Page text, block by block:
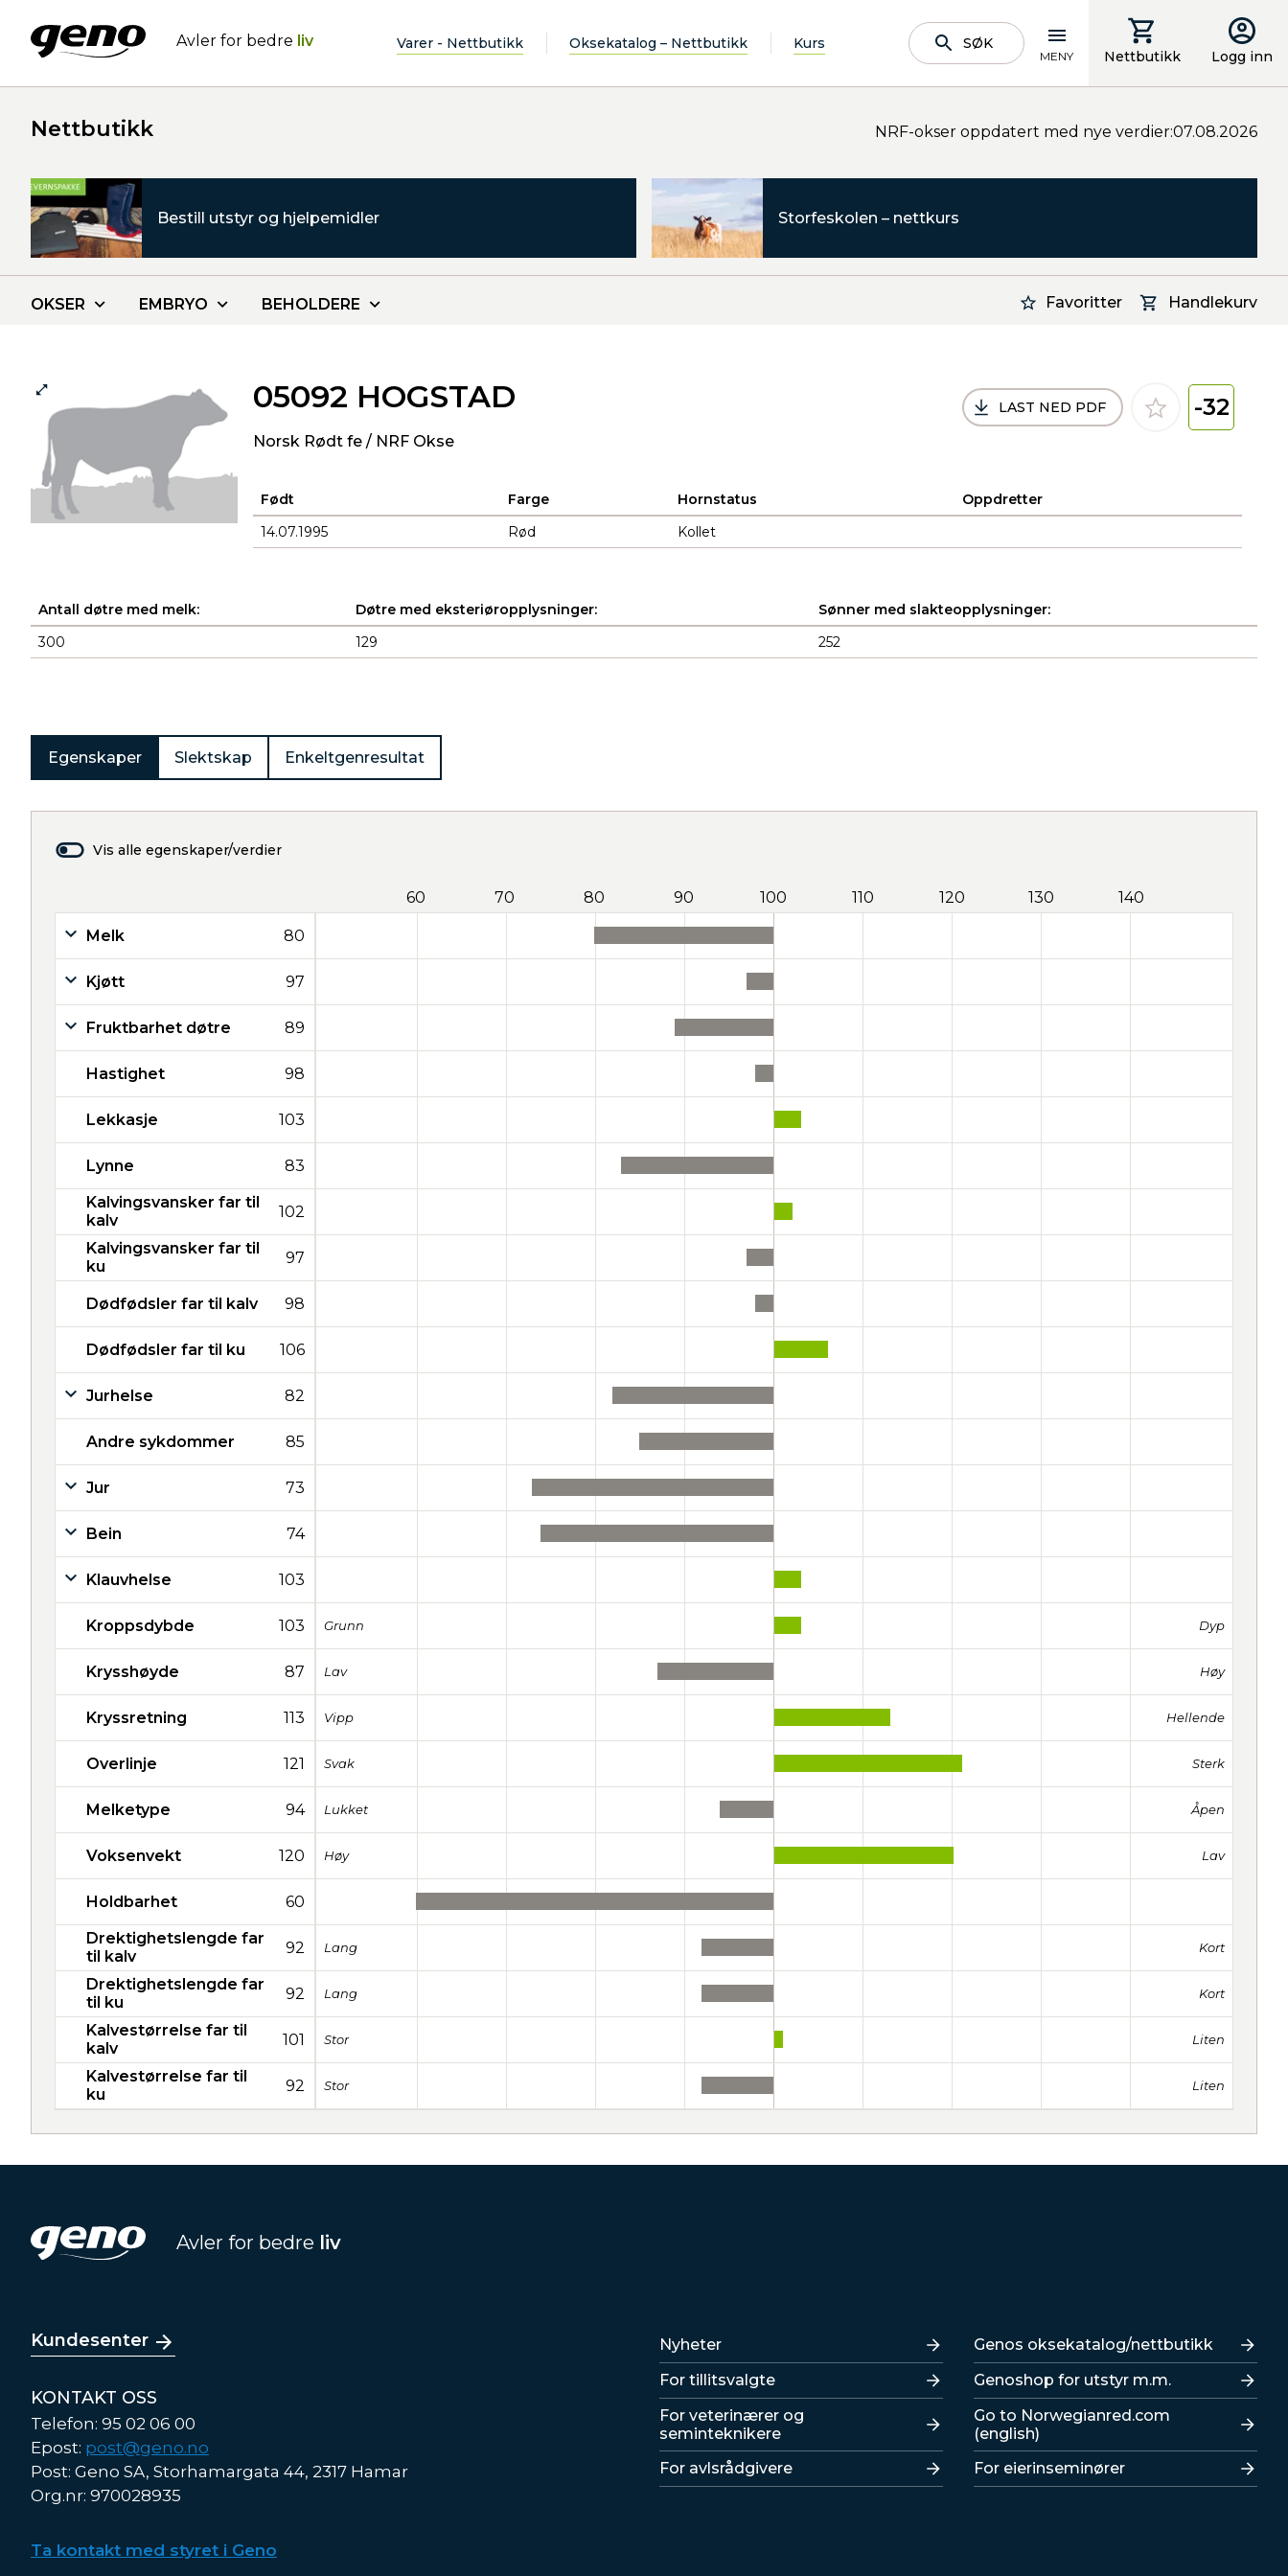
Avler for bedre liv Varer - Nettbutikk Oksekatalog – Nettbutikk Kurs SØK
MENY Nettbutikk Logg inn
Nettbutikk NRF-okser oppdatert med nye verdier:07.08.2026
Bestill utstyr og hjelpemidler Storfeskolen – nettkurs
Favoritter Handlekurv
OKSER EMBRYO BEHOLDERE
05092 HOGSTAD
Norsk Rødt fe / NRF Okse
LAST NED PDF -32
Født Farge Hornstatus
Oppdretter
14.07.1995
Rød Kollet
Antall døtre med melk: Døtre med eksteriøropplysninger:
Sønner med slakteopplysninger:
300
129 252
Egenskaper Slektskap Enkeltgenresultat
Vis alle egenskaper/verdier
60 70 80 90 100 110 120 130 140
Melk 80
Kjøtt 97
Fruktbarhet døtre 89
Hastighet 98
Lekkasje 103
Lynne 83
Kalvingsvansker far til
kalv
102
Kalvingsvansker far til
ku
97
Dødfødsler far til kalv 98
Dødfødsler far til ku 106
Jurhelse 82
Andre sykdommer 85
Jur 73
Bein 74
Klauvhelse 103
Kroppsdybde 103 Grunn Dyp
Krysshøyde 87 Lav Høy
Kryssretning 113 Vipp Hellende
Overlinje 121 Svak Sterk
Melketype 94 Lukket Åpen
Voksenvekt 120 Høy Lav
Holdbarhet 60
Drektighetslengde far
til kalv
92 Lang Kort
Drektighetslengde far
til ku
92 Lang Kort
Kalvestørrelse far til
kalv
101 Stor Liten
Kalvestørrelse far til
ku
92 Stor Liten
Avler for bedre liv
Kundesenter
KONTAKT OSS
Telefon: 95 02 06 00
Epost: post@geno.no
Post: Geno SA, Storhamargata 44, 2317 Hamar
Org.nr: 970028935
Ta kontakt med styret i Geno
Lenker
Nyheter
For tillitsvalgte
For veterinærer og
seminteknikere
For avlsrådgivere
Lenker
Genos oksekatalog/nettbutikk
Genoshop for utstyr m.m.
Go to Norwegianred.com
(english)
For eierinseminører